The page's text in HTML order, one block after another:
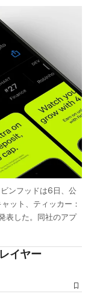
ンフッドは6日、公
ット、ティッカー：
表した。同社のアプ
イヤー